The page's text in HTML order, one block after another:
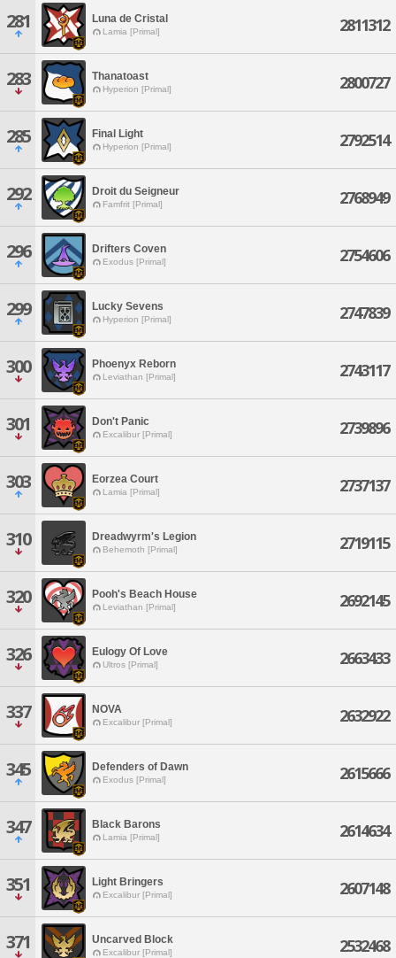
281 Luna de Cristal
Lamia [Primal] 2811312
283 Thanatoast
Hyperion [Primal] 2800727
285 Final Light
Hyperion [Primal] 2792514
292 Droit du Seigneur
Famfrit [Primal] 2768949
296 Drifters Coven
Exodus [Primal] 2754606
299 Lucky Sevens
Hyperion [Primal] 2747839
300 Phoenyx Reborn
Leviathan [Primal] 2743117
301 Don't Panic
Excalibur [Primal] 2739896
303 Eorzea Court
Lamia [Primal] 2737137
310 Dreadwyrm's Legion
Behemoth [Primal] 2719115
320 Pooh's Beach House
Leviathan [Primal] 2692145
326 Eulogy Of Love
Ultros [Primal] 2663433
337 NOVA
Excalibur [Primal] 2632922
345 Defenders of Dawn
Exodus [Primal] 2615666
347 Black Barons
Lamia [Primal] 2614634
351 Light Bringers
Excalibur [Primal] 2607148
371 Uncarved Block
Excalibur [Primal] 2532468